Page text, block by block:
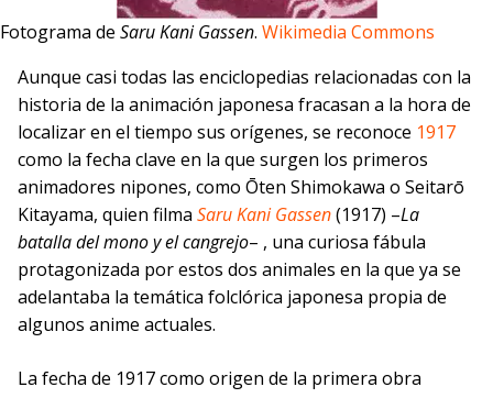
Fotograma de Saru Kani Gassen. Wikimedia Commons
Aunque casi todas las enciclopedias relacionadas con la
historia de la animación japonesa fracasan a la hora de
localizar en el tiempo sus orígenes, se reconoce 1917
como la fecha clave en la que surgen los primeros
animadores nipones, como Ōten Shimokawa o Seitarō
Kitayama, quien filma Saru Kani Gassen(1917) –La
batalla del mono y el cangrejo– , una curiosa fábula
protagonizada por estos dos animales en la que ya se
adelantaba la temática folclórica japonesa propia de
algunos anime actuales.
La fecha de 1917 como origen de la primera obra